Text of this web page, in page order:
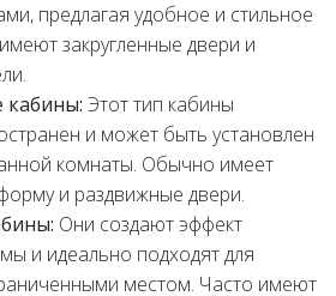
предлагая удобное и стильное
закругленные двери и
кабины: Этот тип кабины
и может быть установлен
комнаты. Обычно имеет
и раздвижные двери.
Они создают эффект
и идеально подходят для
местом. Часто имеют